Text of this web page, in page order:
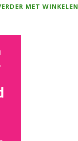
MET WINKELEN